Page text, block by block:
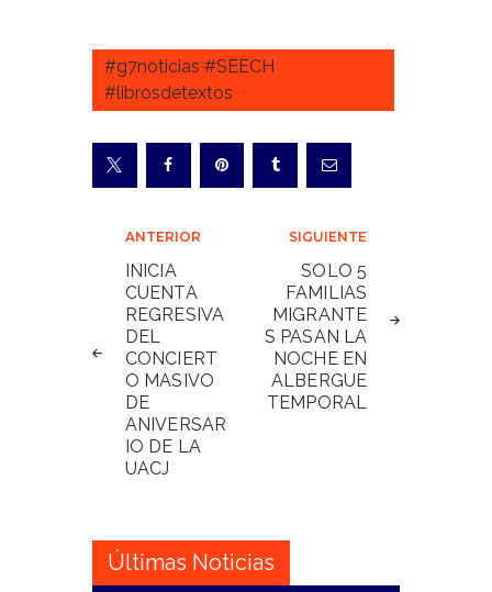
#g7noticias #SEECH
#librosdetextos
Navegación
de
entradas
ANTERIOR
INICIA
CUENTA
REGRESIVA
DEL
CONCIERT
O MASIVO
DE
ANIVERSAR
IO DE LA
UACJ
SIGUIENTE
SOLO 5
FAMILIAS
MIGRANTE
S PASAN LA
NOCHE EN
ALBERGUE
TEMPORAL
Últimas Noticias